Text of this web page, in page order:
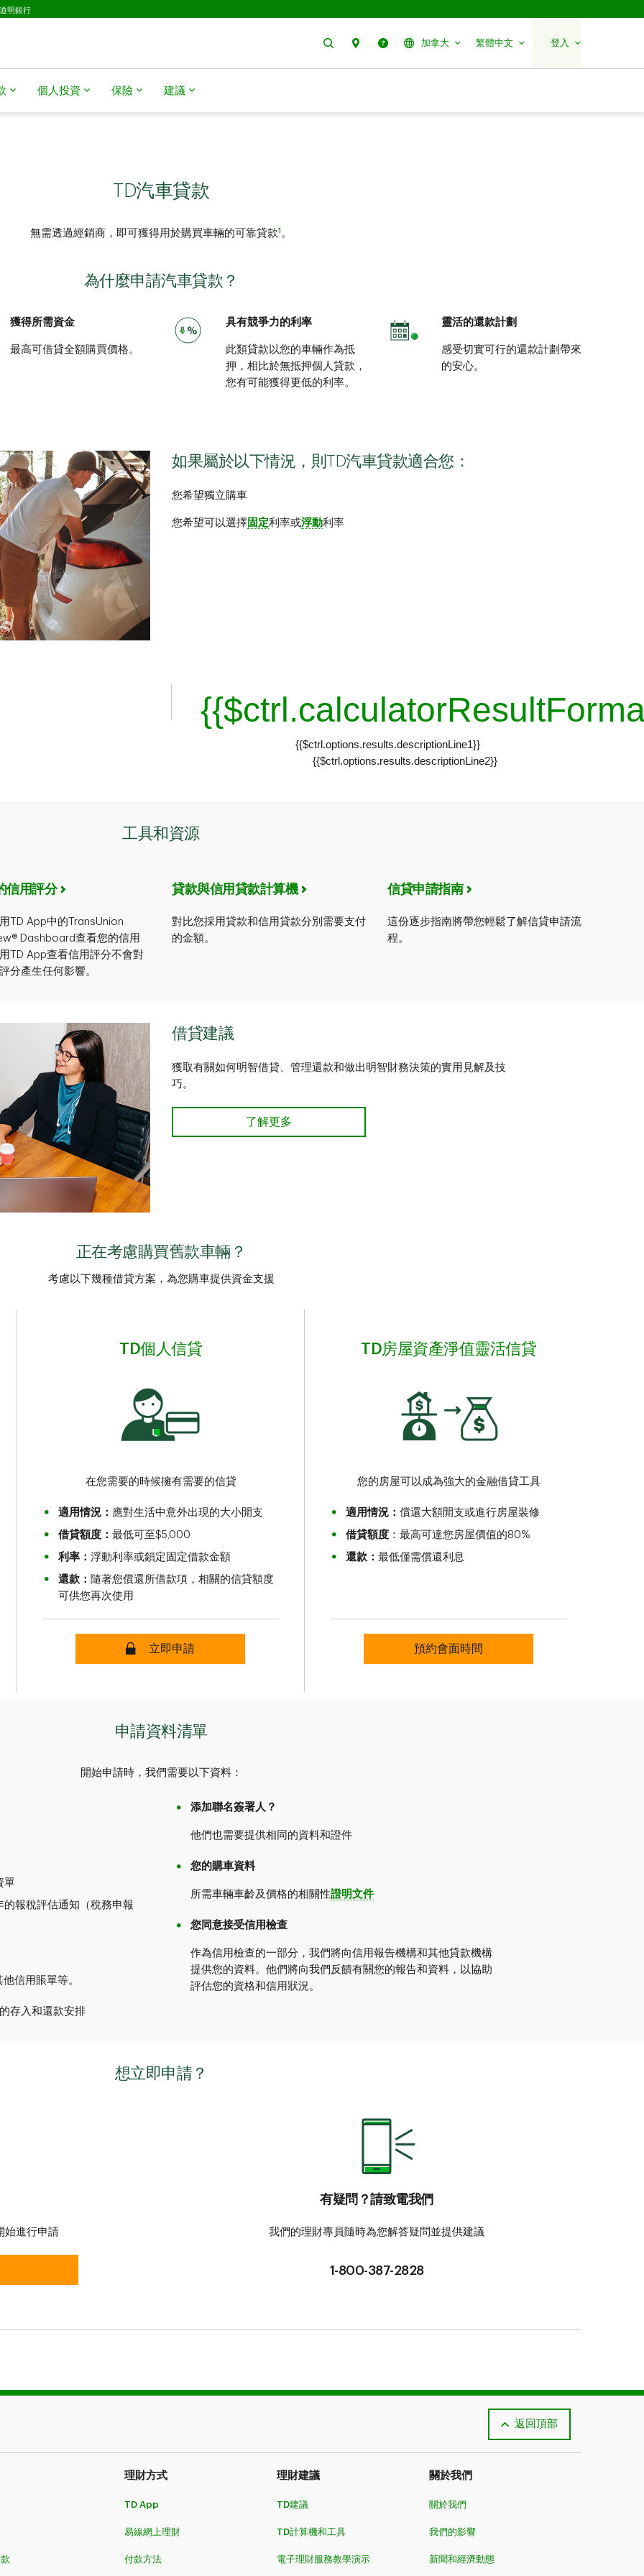
明銀行
搜尋 聯絡我們幫助 加拿大 繁體中文 登入
個人投資 保險 建議
TD汽車貸款
無需透過經銷商，即可獲得用於購買車輛的可靠貸款1 。
為什麼申請汽車貸款？
獲得所需資金
最高可借貸全額購買價格。
具有競爭力的利率
此類貸款以您的車輛作為抵
押，相比於無抵押個人貸款，
您有可能獲得更低的利率。
靈活的還款計劃
感受切實可行的還款計劃帶來
的安心。
如果屬於以下情況，則TD汽車貸款適合您：
您希望獨立購車
您希望可以選擇 固定利率或浮動利率
{{$ctrl.options.results.descriptionLine1}}
{{$ctrl.options.results.descriptionLine2}}
工具和資源
信用評分
TD App中的TransUnion
Dashboard查看您的信用
TD App查看信用評分不會對
分產生任何影響。
貸款與信用貸款計算機
對比您採用貸款和信用貸款分別需要支付
的金額。
信貸申請指南
這份逐步指南將帶您輕鬆了解信貸申請流
程。
借貸建議
獲取有關如何明智借貸、管理還款和做出明智財務決策的實用見解及技
巧。
了解更多
正在考慮購買舊款車輛？
考慮以下幾種借貸方案，為您購車提供資金支援
TD個人信貸
在您需要的時候擁有需要的信貸
適用情況： 應對生活中意外出現的大小開支
借貸額度： 最低可至$5,000
利率： 浮動利率或鎖定固定借款金額
還款： 隨著您償還所借款項，相關的信貸額度
可供您再次使用
安全 立即申請
TD房屋資產淨值靈活信貸
您的房屋可以成為強大的金融借貸工具
適用情況： 償還大額開支或進行房屋裝修
借貸額度 ：最高可達您房屋價值的80%
還款： 最低僅需償還利息
預約會面時間
申請資料清單
開始申請時，我們需要以下資料：
單
報稅評估通知（稅務申報
信用賬單等。
存入和還款安排
添加聯名簽署人？
他們也需要提供相同的資料和證件
您的購車資料
所需車輛車齡及價格的相關性證明文件
您同意接受信用檢查
作為信用檢查的一部分，我們將向信用報告機構和其他貸款機構
提供您的資料。他們將向我們反饋有關您的報告和資料，以協助
評估您的資格和信用狀況。
想立即申請？
始進行申請
有疑問？請致電我們
我們的理財專員隨時為您解答疑問並提供建議
1-800-387-2828
返回頂部
理財方式​​​​​​​
TD App
易線網上理財
付款方法
理財建議
TD建議
TD計算機和工具
電子理財服務教學演示
關於我們
關於我們
我們的影響
新聞和經濟動態